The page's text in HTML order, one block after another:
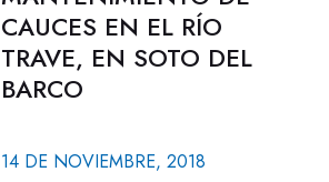
CAUCES EN EL RÍO
TRAVE, EN SOTO DEL
BARCO
14 DE NOVIEMBRE, 2018